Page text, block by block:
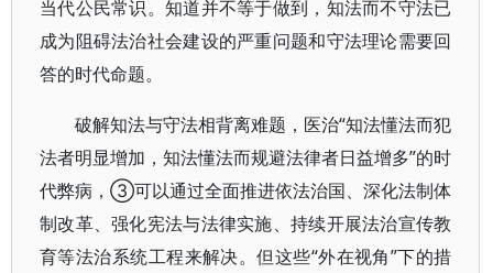
当代公民常识。知道并不等于做到，知法而不守法已
成为阻碍法治社会建设的严重问题和守法理论需要回
答的时代命题。
破解知法与守法相背离难题，医治“知法懂法而犯
法者明显增加，知法懂法而规避法律者日益增多”的时
代弊病，③可以通过全面推进依法治国、深化法制体
制改革、强化宪法与法律实施、持续开展法治宣传教
育等法治系统工程来解决。但这些“外在视角”下的措